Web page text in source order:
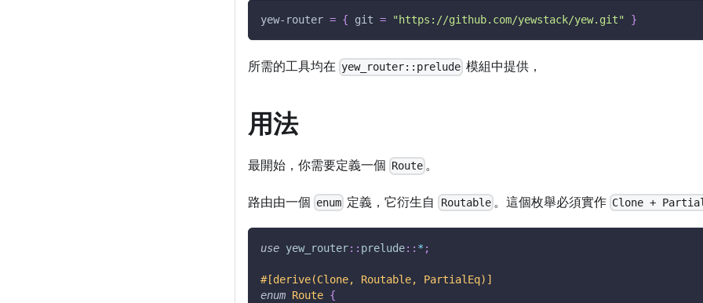
yew-router = { git = "https://github.com/yewstack/yew.git" }
所需的工具均在 yew_router::prelude 模組中提供，
用法
最開始，你需要定義一個 Route 。
路由由一個 enum 定義，它衍生自 Routable。這個枚舉必須實作 Clone +
use yew_router:: prelude:: * ;
#[derive(Clone, Routable, PartialEq)]
enum Route {